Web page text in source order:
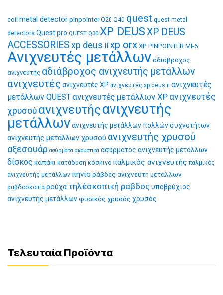
coil metal detector pinpointer Q20 Q40 quest quest metal
detectors Quest pro QUEST Q30 XP DEUSXP DEUS
ACCESSORIES xp deus ii xp orx XP PINPOINTER MI-6
Ανιχνευτές μετάλλων αδιάβροχος
ανιχνευτής αδιάβροχος ανιχνευτής μετάλλων
ανιχνευτές ανιχνευτές XP ανιχνευτές xp deus ii ανιχνευτές
μετάλλων QUEST ανιχνευτές μετάλλων XP ανιχνευτές
χρυσού ανιχνευτήςανιχνευτής
μετάλλωνανιχνευτής μετάλλων πολλών συχνοτήτων
ανιχνευτής μετάλλων χρυσού ανιχνευτής χρυσού
αξεσουάρ ασύρματα ακουστικά ασύρματος ανιχνευτής μετάλλων
δίσκος καπάκι κατάδυση κόσκινο παλμικός ανιχνευτής παλμικός
ανιχνευτής μετάλλων πηνίο ράβδος ανιχνευτή μετάλλων
ραβδοσκοπία ρούχα τηλέσκοπική ράβδοςυποβρύχιος
ανιχνευτής μετάλλωνφυσικός χρυσός χρυσός
Τελευταία Προϊόντα